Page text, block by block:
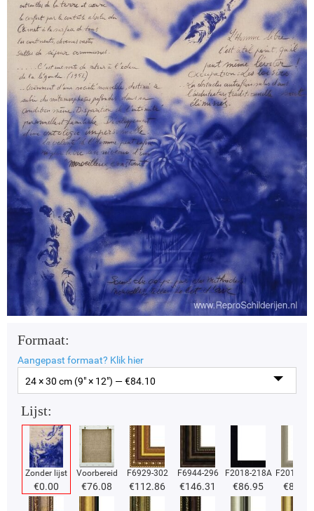
Formaat:
Aangepast formaat? Klik hier
24 × 30 cm (9" × 12") — €84.10
Lijst:
Zonder lijst
€0.00
Voorbereid
€76.08
F6929-302
€112.86
F6944-296
€146.31
F2018-218A
€86.95
F2018-
€86.95